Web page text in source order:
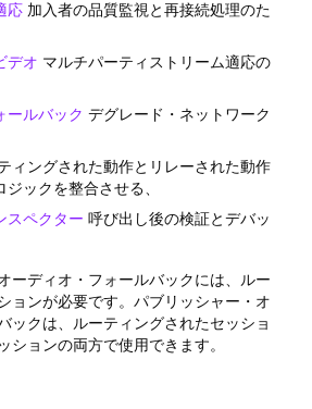
応 加入者の品質監視と再接続処理のた
デオ マルチパーティストリーム適応の
ールバック デグレード・ネットワーク
ィングされた動作とリレーされた動作
ックを整合させる、
スペクター 呼び出し後の検証とデバッ
ーディオ・フォールバックには、ルー
ョンが必要です。パブリッシャー・オ
ックは、ルーティングされたセッショ
ションの両方で使用できます。